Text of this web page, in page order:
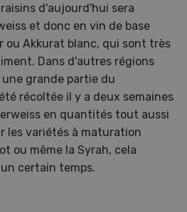
d'aujourd'hui sera
et donc en vin de base
ou Akkurat blanc, qui sont très
Dans d'autres régions
grande partie du
récoltée il y a deux semaines
en quantités tout aussi
les variétés à maturation
ou même la Syrah, cela
certain temps.